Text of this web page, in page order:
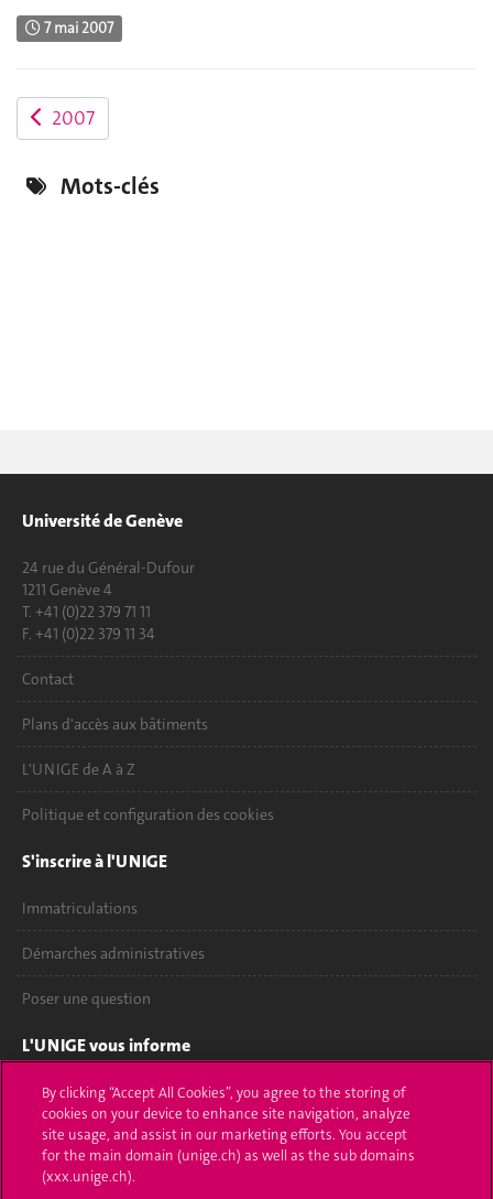
7 mai 2007
2007
Mots-clés
Université de Genève
24 rue du Général-Dufour
1211 Genève 4
T. +41 (0)22 379 71 11
F. +41 (0)22 379 11 34
Contact
Plans d'accès aux bâtiments
L'UNIGE de A à Z
Politique et configuration des cookies
S'inscrire à l'UNIGE
Immatriculations
Démarches administratives
Poser une question
L'UNIGE vous informe
UNIGE Mobile
Médias
Offres d'emploi
By clicking “Accept All Cookies”, you agree to the storing of
cookies on your device to enhance site navigation, analyze
site usage, and assist in our marketing efforts. You accept
for the main domain (unige.ch) as well as the sub domains
(xxx.unige.ch).